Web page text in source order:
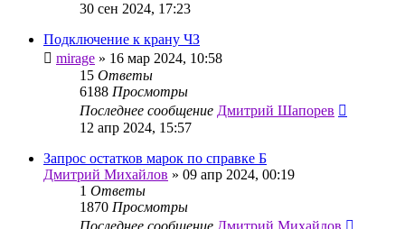
30 сен 2024, 17:23
Подключение к крану ЧЗ
mirage » 16 мар 2024, 10:58
15 Ответы
6188 Просмотры
Последнее сообщение Дмитрий Шапорев
12 апр 2024, 15:57
Запрос остатков марок по справке Б
Дмитрий Михайлов » 09 апр 2024, 00:19
1 Ответы
1870 Просмотры
Последнее сообщение Дмитрий Михайлов